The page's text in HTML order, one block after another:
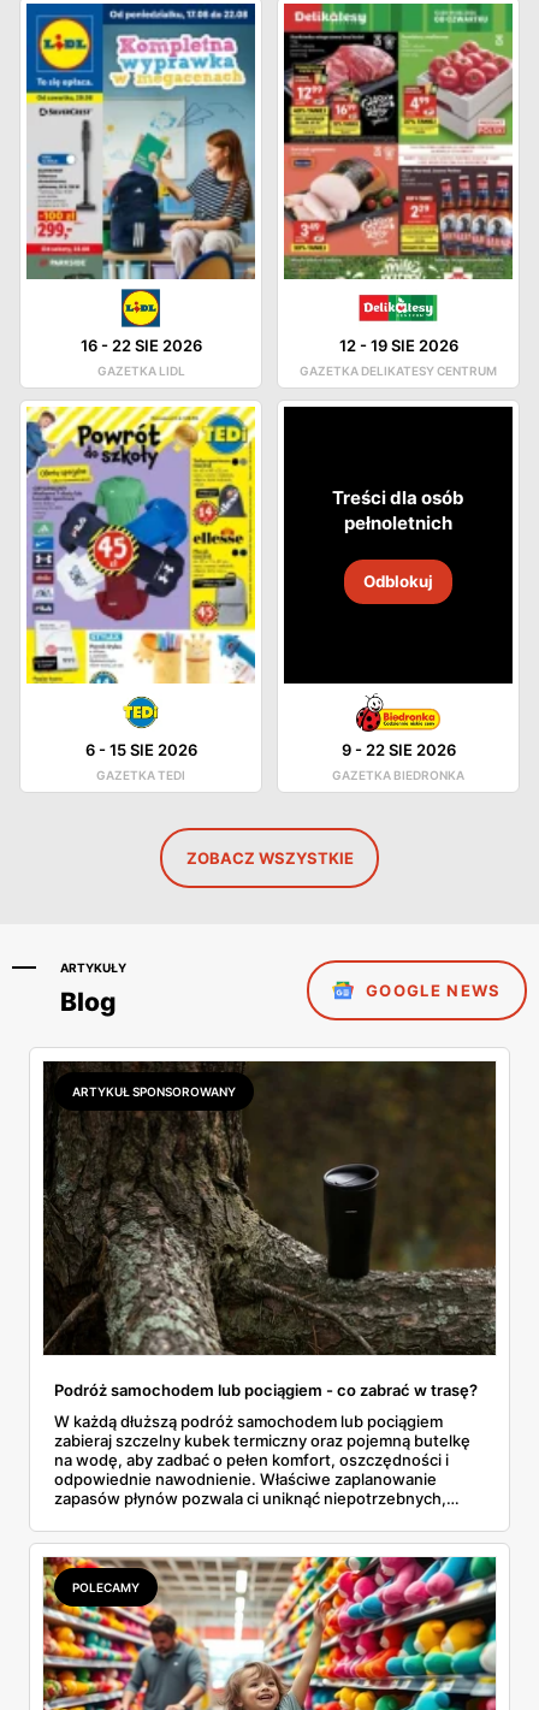
16-22 SIE 2026
GAZETKA LIDL
12-19 SIE 2026
GAZETKA DELIKATESY CENTRUM
6-15 SIE 2026
GAZETKA TEDI
Treści dla osób
pełnoletnich
Odblokuj
9- 22 SIE 2026
GAZETKA BIEDRONKA
ZOBACZ WSZYSTKIE
ARTYKUŁY
Blog GOOGLE NEWS
ARTYKUŁ SPONSOROWANY
Podróż samochodem lub pociągiem - co zabrać w trasę?
W każdą dłuższą podróż samochodem lub pociągiem
zabieraj szczelny kubek termiczny oraz pojemną butelkę
na wodę, aby zadbać o pełen komfort, oszczędności i
odpowiednie nawodnienie. Właściwe zaplanowanie
zapasów płynów pozwala ci uniknąć niepotrzebnych,
kupowania przepłaconych napojów w wagonach
restauracyjnych. Połączenie funkcji, jakie oferuje dobrze
izolujący kubek termiczny z gorącą kawą oraz niezawodna
butelka na wodę, tworzy idealny, podróżny zestaw. Dzięki
niemu wielogodzinne przemieszczanie się z miejsca na
miejsce staje się znacznie przyjemniejsze, a my zyskujemy
pewność, że nasze ulubione napoje są zawsze pod ręką.
POLECAMY